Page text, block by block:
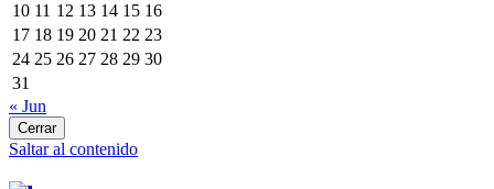
10 11 12 13 14 15 16
17 18 19 20 21 22 23
24 25 26 27 28 29 30
31
« Jun
Cerrar
Saltar al contenido